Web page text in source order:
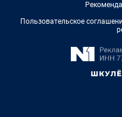
Пользовательское